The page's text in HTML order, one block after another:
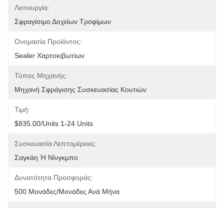
Λειτουργία:
Σφραγίσιμο Δοχείων Τροφίμων
Ονομασία Προϊόντος:
Sealer Χαρτοκιβωτίων
Τύπος Μηχανής:
Μηχανή Σφράγισης Συσκευασίας Κουτιών
Τιμή:
$835.00/units 1-24 Units
Συσκευασία Λεπτομέρειες:
Σαγκάη Ή Νίνγκμπο
Δυνατότητα Προσφοράς:
500 Μονάδες/μονάδες Ανά Μήνα